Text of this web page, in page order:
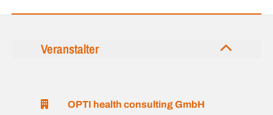
Veranstalter
OPTI health consulting GmbH